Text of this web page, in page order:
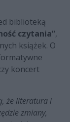
biblioteką
czytania”,
książek. O
koncert
że literatura i
zmiany,